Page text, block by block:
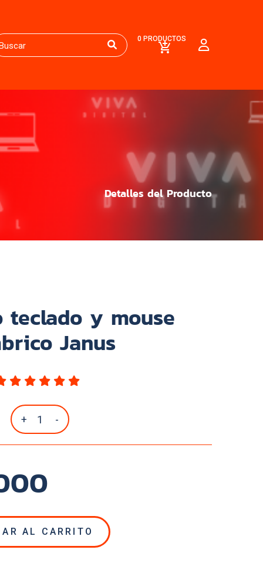
0 PRODUCTOS
Detalles del Producto
teclado y mouse
Janus
-
+
AL CARRITO